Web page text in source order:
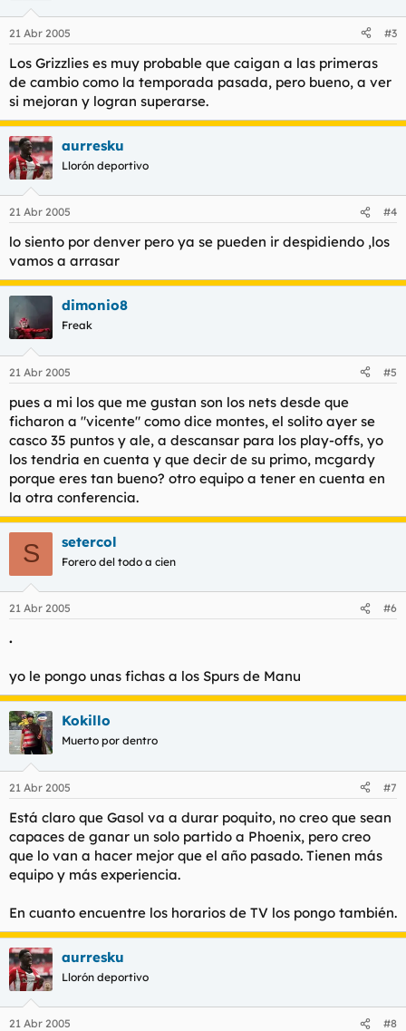
21 Abr 2005 #3
Los Grizzlies es muy probable que caigan a las primeras
de cambio como la temporada pasada, pero bueno, a ver
si mejoran y logran superarse.
aurresku
Llorón deportivo
21 Abr 2005 #4
lo siento por denver pero ya se pueden ir despidiendo ,los
vamos a arrasar
dimonio8
Freak
21 Abr 2005 #5
pues a mi los que me gustan son los nets desde que
ficharon a "vicente" como dice montes, el solito ayer se
casco 35 puntos y ale, a descansar para los play-offs, yo
los tendria en cuenta y que decir de su primo, mcgardy
porque eres tan bueno? otro equipo a tener en cuenta en
la otra conferencia.
S setercol
Forero del todo a cien
21 Abr 2005 #6
.
yo le pongo unas fichas a los Spurs de Manu
Kokillo
Muerto por dentro
21 Abr 2005 #7
Está claro que Gasol va a durar poquito, no creo que sean
capaces de ganar un solo partido a Phoenix, pero creo
que lo van a hacer mejor que el año pasado. Tienen más
equipo y más experiencia.
En cuanto encuentre los horarios de TV los pongo también.
aurresku
Llorón deportivo
21 Abr 2005 #8